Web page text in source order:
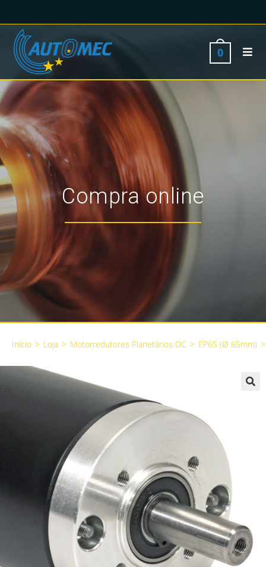
0
Compra online
Início > Loja > Motorredutores Planetários DC > EP65 (Ø 65mm) >